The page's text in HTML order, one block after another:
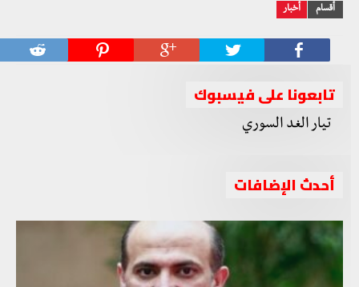
أقسام أخبار
تابعونا على فيسبوك
أحدث الإضافات